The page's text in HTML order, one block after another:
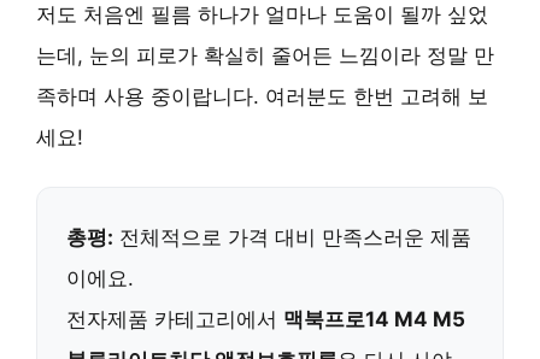
저도 처음엔 필름 하나가 얼마나 도움이 될까 싶었
는데, 눈의 피로가 확실히 줄어든 느낌이라 정말 만
족하며 사용 중이랍니다. 여러분도 한번 고려해 보
세요!
총평: 전체적으로 가격 대비 만족스러운 제품
이에요.
전자제품 카테고리에서 맥북프로14 M4 M5